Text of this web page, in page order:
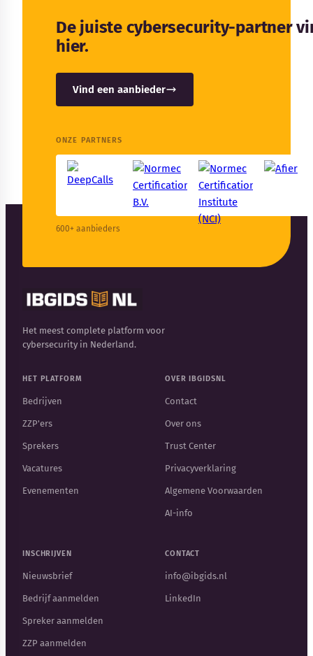
De juiste cybersecurity-partner
hier.
Vind een aanbieder
ONZE PARTNERS
600+ aanbieders
Het meest complete platform voor
cybersecurity in Nederland.
HET PLATFORM
Bedrijven
ZZP'ers
Sprekers
Vacatures
Evenementen
OVER IBGIDSNL
Contact
Over ons
Trust Center
Privacyverklaring
Algemene Voorwaarden
AI-info
INSCHRIJVEN
Nieuwsbrief
Bedrijf aanmelden
Spreker aanmelden
ZZP aanmelden
CONTACT
info@ibgids.nl
LinkedIn